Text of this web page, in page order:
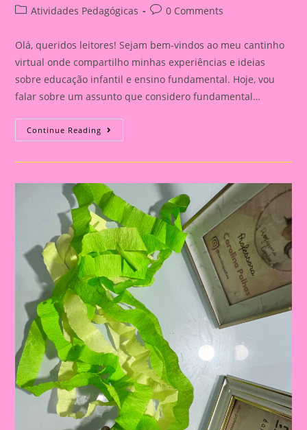
author: published:
PostAtividades Pedagógicas
Post0 Comments
Olá, queridos leitores! Sejam bem-vindos ao meu cantinho
virtual onde compartilho minhas experiências e ideias
sobre educação infantil e ensino fundamental. Hoje, vou
falar sobre um assunto que considero fundamental…
Continue Reading Explorando
A
Do
Nossos
Pequenos
Curiosos